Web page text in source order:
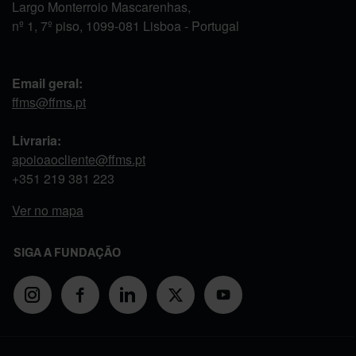
Largo Monterroio Mascarenhas,
nº 1, 7º piso, 1099-081 Lisboa - Portugal
Email geral:
ffms@ffms.pt
Livraria:
apoioaocliente@ffms.pt
+351 219 381 223
Ver no mapa
SIGA A FUNDAÇÃO